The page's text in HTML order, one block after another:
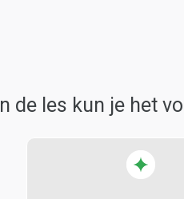
de les kun je het